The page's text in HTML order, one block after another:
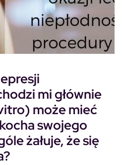
mi głównie
może mieć
swojego
żałuje, że się